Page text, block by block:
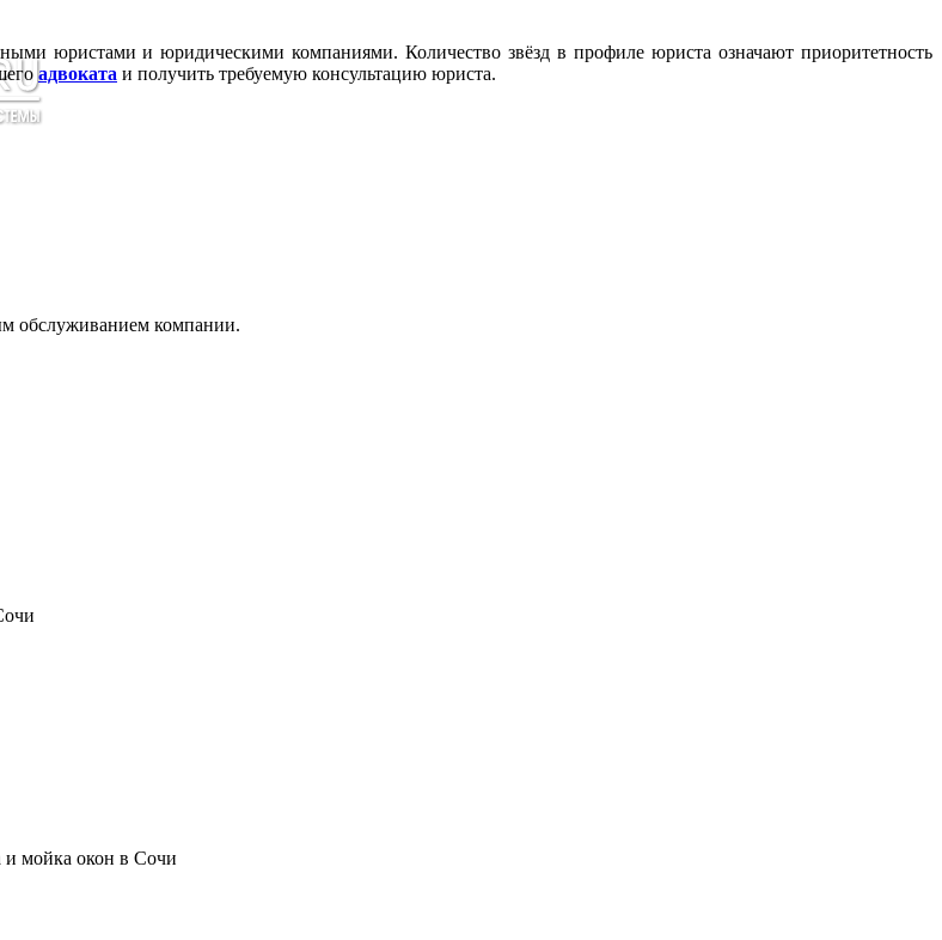
юристами и юридическими компаниями. Количество звёзд в профиле юриста означают приоритетность
адвоката и получить требуемую консультацию юриста.
обслуживанием компании.
и мойка окон в Сочи